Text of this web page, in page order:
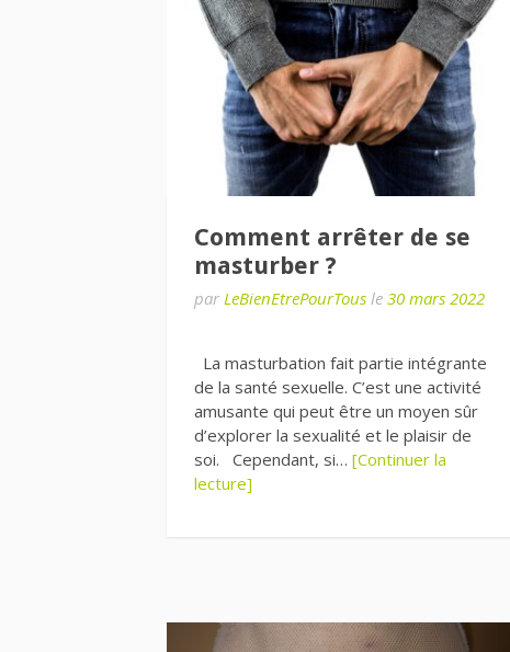
Comment arrêter de se
masturber ?
par LeBienEtrePourTous le 30 mars 2022
La masturbation fait partie intégrante
de la santé sexuelle. C’est une activité
amusante qui peut être un moyen sûr
d’explorer la sexualité et le plaisir de
soi. Cependant, si… [Continuer la
lecture]